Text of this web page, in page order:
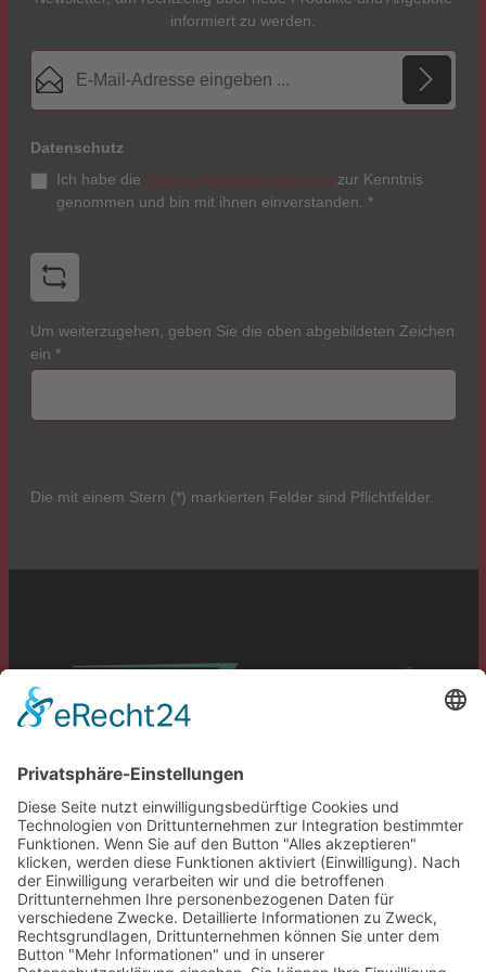
informiert zu werden.
E-Mail-Adresse*
Datenschutz
Ich habe die Datenschutzbestimmungen zur Kenntnis
genommen und bin mit ihnen einverstanden. *
Um weiterzugehen, geben Sie die oben abgebildeten Zeichen
ein *
Die mit einem Stern (*) markierten Felder sind Pflichtfelder.
Service
Information
Unsere weiteren Shops